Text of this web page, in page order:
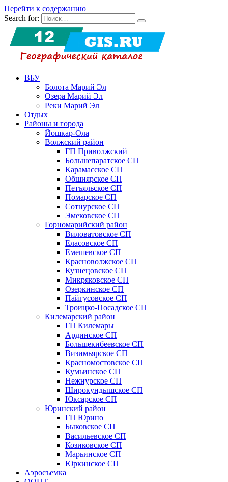
Перейти к содержанию
Search for:
ВБУ
Болота Марий Эл
Озера Марий Эл
Реки Марий Эл
Отдых
Районы и города
Йошкар-Ола
Волжский район
ГП Приволжский
Большепаратское СП
Карамасское СП
Обшиярское СП
Петъяльское СП
Помарское СП
Сотнурское СП
Эмековское СП
Горномарийский район
Виловатовское СП
Еласовское СП
Емешевское СП
Красноволжское СП
Кузнецовское СП
Микряковское СП
Озеркинское СП
Пайгусовское СП
Троицко-Посадское СП
Килемарский район
ГП Килемары
Ардинское СП
Большекибеевское СП
Визимьярское СП
Красномостовское СП
Кумьинское СП
Нежнурское СП
Широкундышское СП
Юксарское СП
Юринский район
ГП Юрино
Быковское СП
Васильевское СП
Козиковское СП
Марьинское СП
Юркинское СП
Аэросъемка